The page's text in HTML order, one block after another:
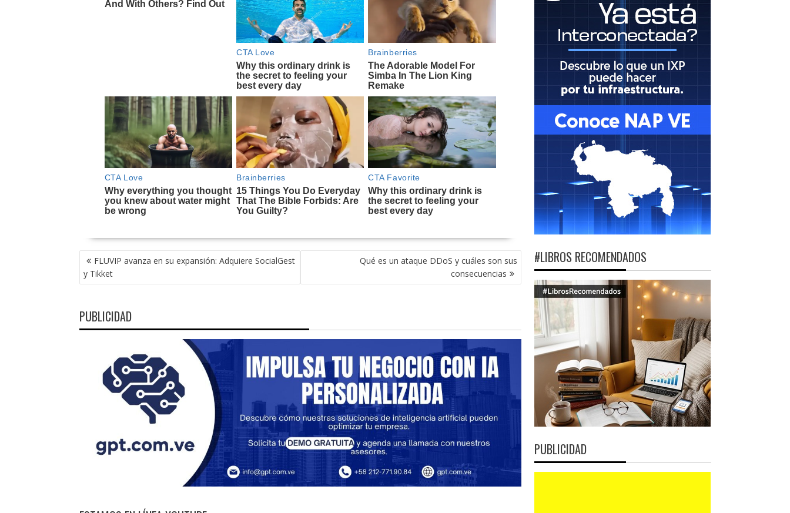
NAVEGACIÓN
DE
ENTRADAS
FLUVIP avanza en su expansión: Adquiere SocialGest
y Tikket
Qué es un ataque DDoS y cuáles son sus
consecuencias
PUBLICIDAD
#LIBROS RECOMENDADOS
PUBLICIDAD